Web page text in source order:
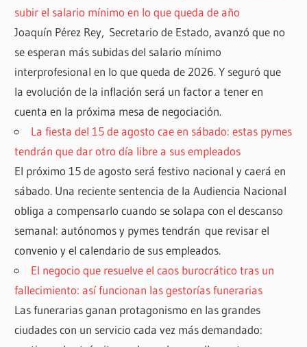
subir el salario mínimo en lo que queda de año
Joaquín Pérez Rey, Secretario de Estado, avanzó que no
se esperan más subidas del salario mínimo
interprofesional en lo que queda de 2026. Y seguró que
la evolución de la inflación será un factor a tener en
cuenta en la próxima mesa de negociación.
La fiesta del 15 de agosto cae en sábado: estas pymes
tendrán que dar otro día libre a sus empleados
El próximo 15 de agosto será festivo nacional y caerá en
sábado. Una reciente sentencia de la Audiencia Nacional
obliga a compensarlo cuando se solapa con el descanso
semanal: autónomos y pymes tendrán que revisar el
convenio y el calendario de sus empleados.
El negocio que resuelve el caos burocrático tras un
fallecimiento: así funcionan las gestorías funerarias
Las funerarias ganan protagonismo en las grandes
ciudades con un servicio cada vez más demandado: